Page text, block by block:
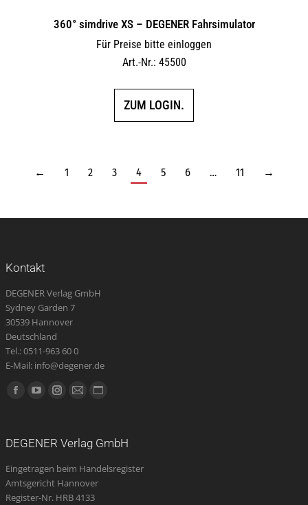
360° simdrive XS – DEGENER Fahrsimulator
Für Preise bitte einloggen
Art.-Nr.: 45500
ZUM LOGIN.
← 1 2 3 4 5 6 … 11 →
Kontakt
DEGENER Verlag GmbH
Sydney Garden 7
30539 Hannover
Deutschland
Tel.: 0511-963 60 0
E-Mail: info@degener.de
Finden Sie uns auf:
Facebook
new
window
YouTube
new
window
Instagram
new
window
E-
opens
in
new
Website
new
DEGENER Verlag GmbH
Eingetragen beim Handelsregister
Amtsgericht Hannover
Register-Nr. HRB 4133